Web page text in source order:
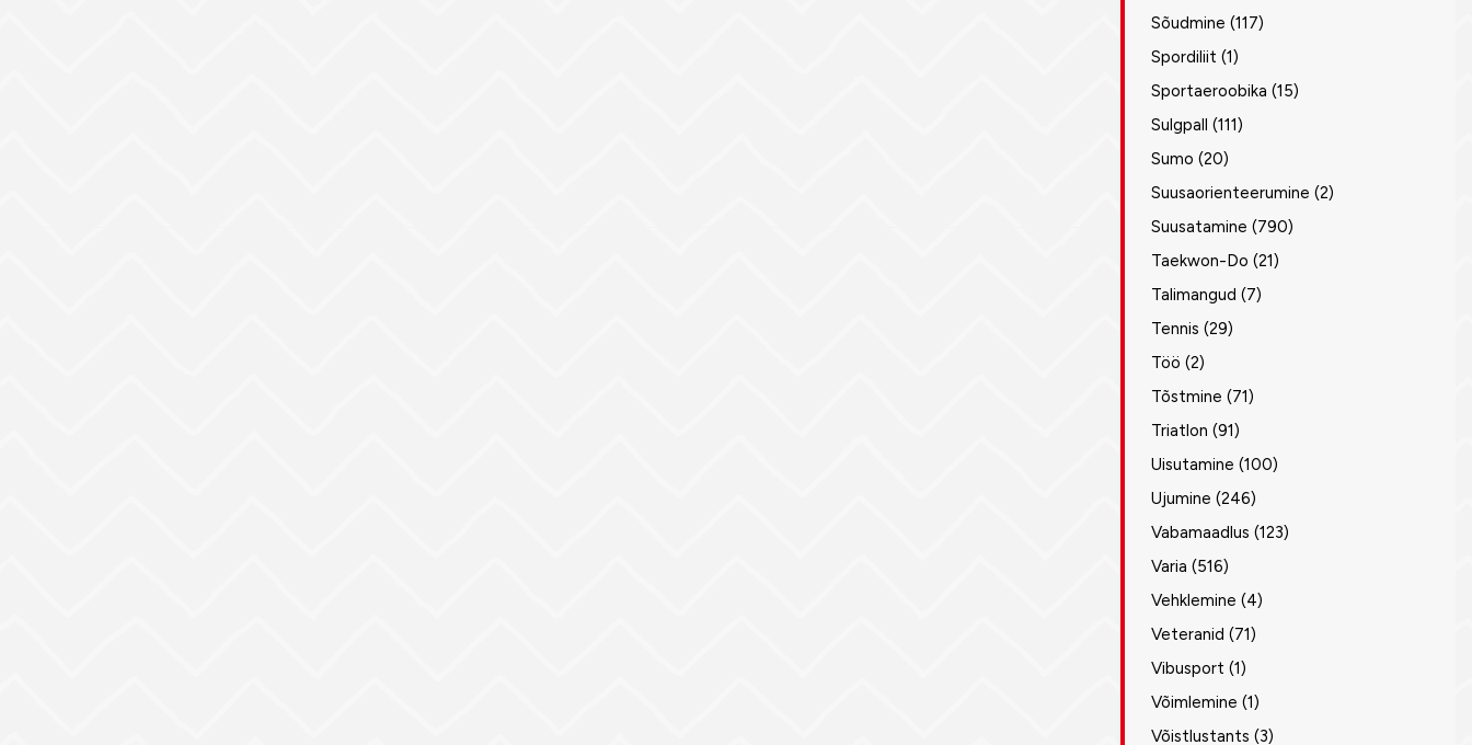
Sõudmine (117)
Spordiliit (1)
Sportaeroobika (15)
Sulgpall (111)
Sumo (20)
Suusaorienteerumine (2)
Suusatamine (790)
Taekwon-Do (21)
Talimangud (7)
Tennis (29)
Töö (2)
Tõstmine (71)
Triatlon (91)
Uisutamine (100)
Ujumine (246)
Vabamaadlus (123)
Varia (516)
Vehklemine (4)
Veteranid (71)
Vibusport (1)
Võimlemine (1)
Võistlustants (3)